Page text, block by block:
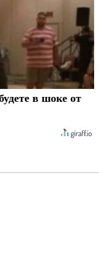
в шоке от